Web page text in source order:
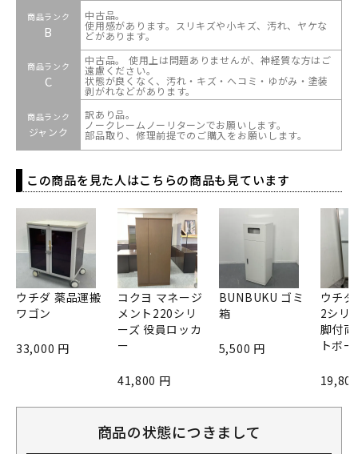
商品ランク
B
中古品。
使用感があります。スリキズや小キズ、汚れ、ヤケな
どがあります。
商品ランク
C
中古品。 使用上は問題ありませんが、神経質な方はご
遠慮ください。
状態が良くなく、汚れ・キズ・ヘコミ・ゆがみ・塗装
剥がれなどがあります。
商品ランク
ジャンク
訳あり品。
ノークレームノーリターンでお願いします。
部品取り、修理前提でのご購入をお願いします。
この商品を見た人はこちらの商品も見ています
ウチダ 薬品運搬
ワゴン
33,000 円
コクヨ マネージ
メント220シリ
ーズ 役員ロッカ
ー
41,800 円
BUNBUKU ゴミ
箱
5,500 円
ウチ
2シリ
脚付
トボ
商品の状態につきまして